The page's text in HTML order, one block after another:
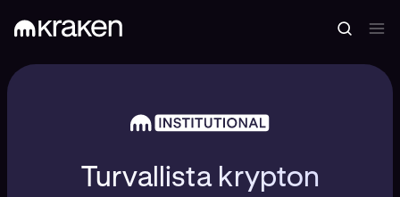
Turvallista krypton